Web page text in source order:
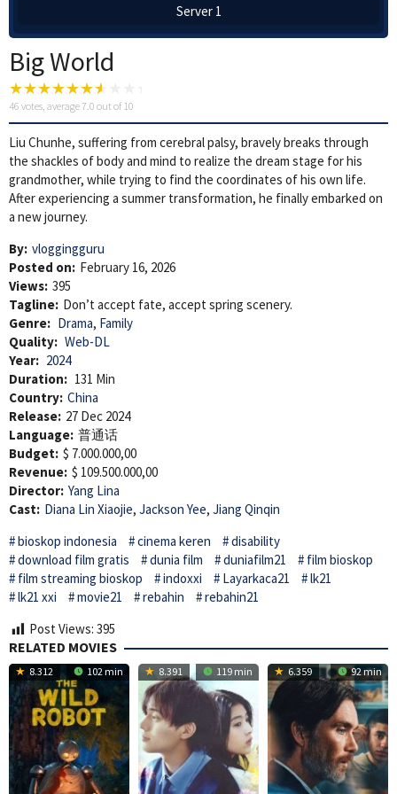
Server 1
Big World
46 votes, average7.0 out of 10
Liu Chunhe, suffering from cerebral palsy, bravely breaks through
the shackles of body and mind to realize the dream stage for his
grandmother, while trying to find the coordinates of his own life.
After experiencing a summer transformation, he finally embarked on
a new journey.
By: vloggingguru
Posted on: February 16, 2026
Views: 395
Tagline: Don’t accept fate, accept spring scenery.
Genre: Drama, Family
Quality: Web-DL
Year: 2024
Duration: 131 Min
Country: China
Release: 27 Dec 2024
Language: 普通话
Budget: $ 7.000.000,00
Revenue: $ 109.500.000,00
Director: Yang Lina
Cast: Diana Lin Xiaojie, Jackson Yee, Jiang Qinqin
bioskop indonesia
cinema keren
disability
download film gratis
dunia film duniafilm21
film bioskop
film streaming bioskop
indoxxi Layarkaca21
lk21
lk21 xxi
movie21 rebahin
rebahin21
Post Views: 395
RELATED MOVIES
8.312 102 min 8.391 119 min 6.359 92 min